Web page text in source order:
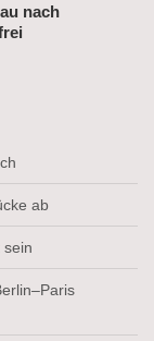
nach
ab
sein